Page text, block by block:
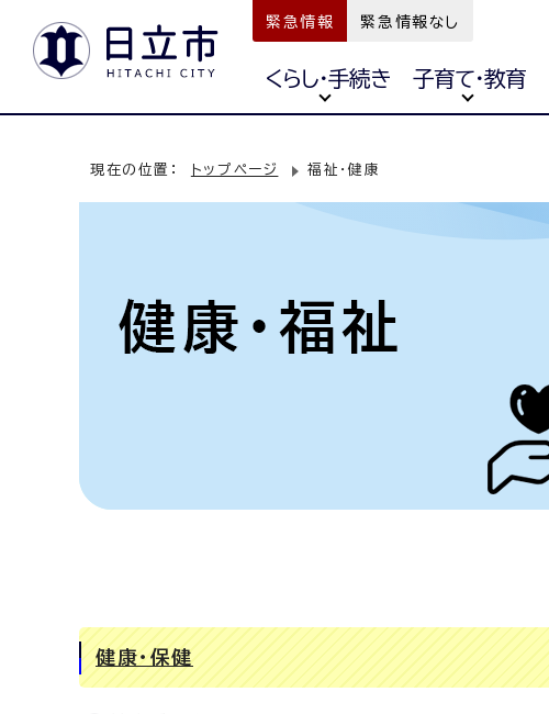
緊急情報 緊急情報なし
くらし・手続き 子育て・教育
現在の位置： トップページ 福祉・健康
健康・保健